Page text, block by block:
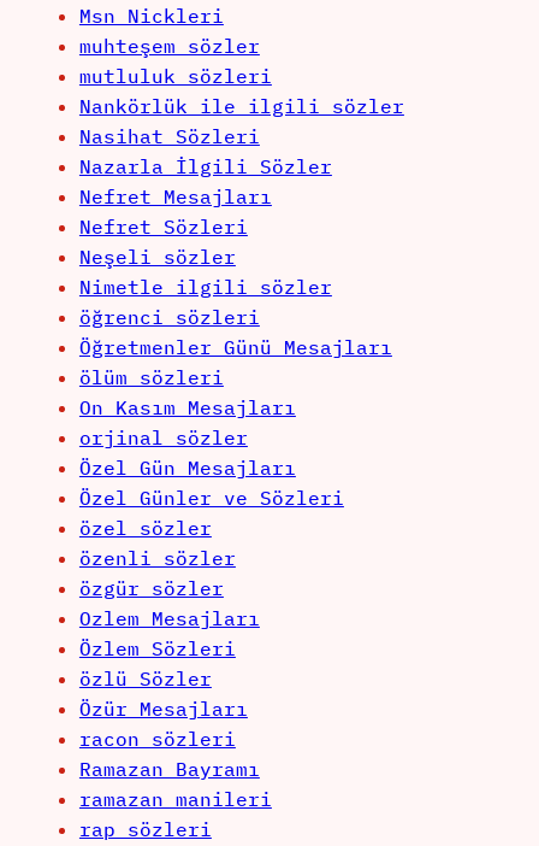
Msn Nickleri
muhteşem sözler
mutluluk sözleri
Nankörlük ile ilgili sözler
Nasihat Sözleri
Nazarla İlgili Sözler
Nefret Mesajları
Nefret Sözleri
Neşeli sözler
Nimetle ilgili sözler
öğrenci sözleri
Öğretmenler Günü Mesajları
ölüm sözleri
On Kasım Mesajları
orjinal sözler
Özel Gün Mesajları
Özel Günler ve Sözleri
özel sözler
özenli sözler
özgür sözler
Ozlem Mesajları
Özlem Sözleri
özlü Sözler
Özür Mesajları
racon sözleri
Ramazan Bayramı
ramazan manileri
rap sözleri